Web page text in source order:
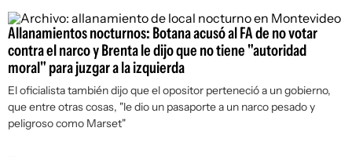
Allanamientos nocturnos: Botana acusó al FA de no votar
contra el narco y Brenta le dijo que no tiene "autoridad
moral" para juzgar a la izquierda
El oficialista también dijo que el opositor perteneció a un gobierno,
que entre otras cosas, "le dio un pasaporte a un narco pesado y
peligroso como Marset"